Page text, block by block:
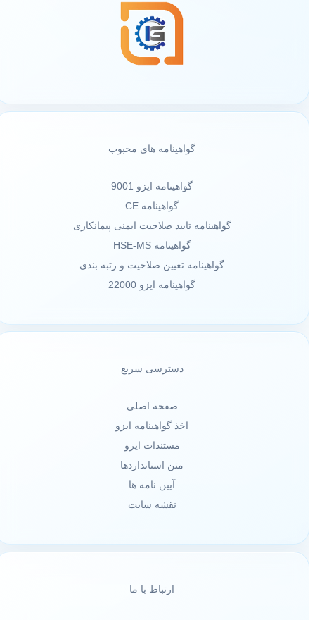
گواهینامه های محبوب
گواهینامه ایزو 9001
گواهینامه CE
گواهینامه تایید صلاحیت ایمنی پیمانکاری
گواهینامه HSE-MS
گواهینامه تعیین صلاحیت و رتبه بندی
گواهینامه ایزو 22000
دسترسی سریع
صفحه اصلی
اخذ گواهینامه ایزو
مستندات ایزو
متن استانداردها
آیین نامه ها
نقشه سایت
ارتباط با ما